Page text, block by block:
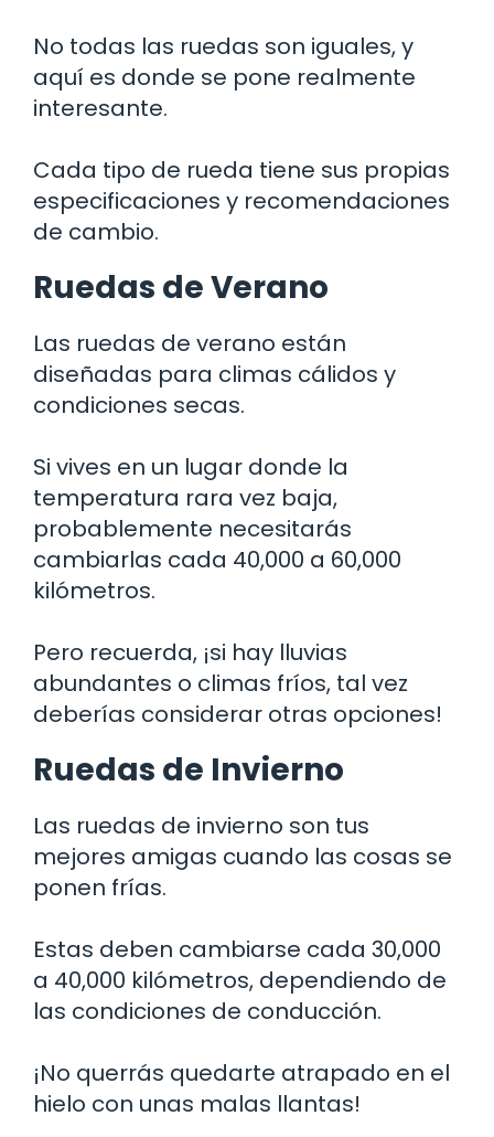
No todas las ruedas son iguales, y
aquí es donde se pone realmente
interesante.
Cada tipo de rueda tiene sus propias
especificaciones y recomendaciones
de cambio.
Ruedas de Verano
Las ruedas de verano están
diseñadas para climas cálidos y
condiciones secas.
Si vives en un lugar donde la
temperatura rara vez baja,
probablemente necesitarás
cambiarlas cada 40,000 a 60,000
kilómetros.
Pero recuerda, ¡si hay lluvias
abundantes o climas fríos, tal vez
deberías considerar otras opciones!
Ruedas de Invierno
Las ruedas de invierno son tus
mejores amigas cuando las cosas se
ponen frías.
Estas deben cambiarse cada 30,000
a 40,000 kilómetros, dependiendo de
las condiciones de conducción.
¡No querrás quedarte atrapado en el
hielo con unas malas llantas!